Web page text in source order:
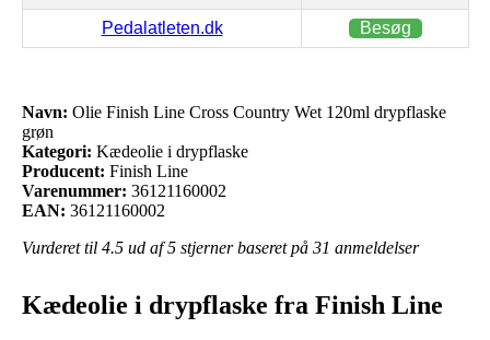
Pedalatleten.dk Besøg
Navn: Olie Finish Line Cross Country Wet 120ml drypflaske
grøn
Kategori: Kædeolie i drypflaske
Producent: Finish Line
Varenummer: 36121160002
EAN: 36121160002
Vurderet til 4.5 ud af 5 stjerner baseret på 31 anmeldelser
Kædeolie i drypflaske fra Finish Line